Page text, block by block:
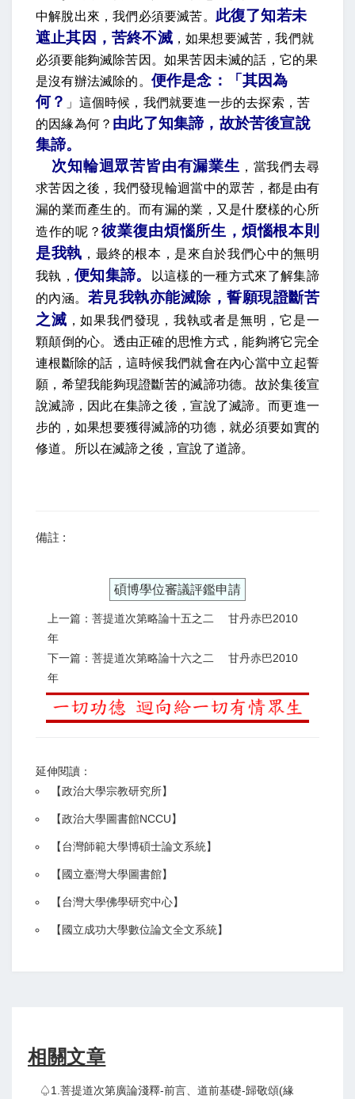
中解脫出來，我們必須要滅苦。 此復了知若未
遮止其因，苦終不滅，如果想要滅苦，我們就
必須要能夠滅除苦因。如果苦因未滅的話，它的果
是沒有辦法滅除的。 便作是念：「其因為
何？ 」 這個時候，我們就要進一步的去探索，苦
的因緣為何？ 由此了知集諦，故於苦後宣說
集諦。
次知輪迴眾苦皆由有漏業生 ，當我們去尋
求苦因之後，我們發現輪迴當中的眾苦，都是由有
漏的業而產生的。而有漏的業，又是什麼樣的心所
造作的呢？彼業復由煩惱所生，煩惱根本則
是我執 ，最終的根本，是來自於我們心中的無明
我執，便知集諦。
以這樣的一種方式來了解集諦
的內涵。 若見我執亦能滅除，誓願現證斷苦
之滅 ，如果我們發現，我執或者是無明，它是一
顆顛倒的心。透由正確的思惟方式，能夠將它完全
連根斷除的話，這時候我們就會在內心當中立起誓
願，希望我能夠現證斷苦的滅諦功德。故於集後宣
說滅諦，因此在集諦之後，宣說了滅諦。而更進一
步的，如果想要獲得滅諦的功德，就必須要如實的
修道。所以在滅諦之後，宣說了道諦。
備註 :
碩博學位審議評鑑申請
上一篇：菩提道次第略論十五之二 甘丹赤巴2010
年
下一篇：菩提道次第略論十六之二 甘丹赤巴2010
年
延伸閱讀：
【政治大學宗教研究所】
【政治大學圖書館NCCU】
【台灣師範大學博碩士論文系統】
【 國立臺灣大學圖書館】
【台灣大學佛學研究中心】
【 國立成功大學數位論文全文系統】
相關文章
♤1.菩提道次第廣論淺釋-前言、道前基礎-歸敬頌(緣